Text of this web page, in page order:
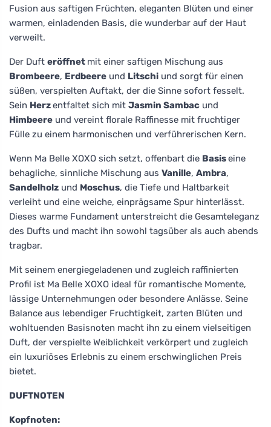
Fusion aus saftigen Früchten, eleganten Blüten und einer
warmen, einladenden Basis, die wunderbar auf der Haut
verweilt.
Der Duft eröffnet mit einer saftigen Mischung aus
Brombeere, Erdbeere und Litschi und sorgt für einen
süßen, verspielten Auftakt, der die Sinne sofort fesselt.
Sein Herzentfaltet sich mit Jasmin Sambac und
Himbeere und vereint florale Raffinesse mit fruchtiger
Fülle zu einem harmonischen und verführerischen Kern.
Wenn Ma Belle XOXO sich setzt, offenbart die Basiseine
behagliche, sinnliche Mischung aus Vanille, Ambra,
Sandelholz und Moschus, die Tiefe und Haltbarkeit
verleiht und eine weiche, einprägsame Spur hinterlässt.
Dieses warme Fundament unterstreicht die Gesamteleganz
des Dufts und macht ihn sowohl tagsüber als auch abends
tragbar.
Mit seinem energiegeladenen und zugleich raffinierten
Profil ist Ma Belle XOXO ideal für romantische Momente,
lässige Unternehmungen oder besondere Anlässe. Seine
Balance aus lebendiger Fruchtigkeit, zarten Blüten und
wohltuenden Basisnoten macht ihn zu einem vielseitigen
Duft, der verspielte Weiblichkeit verkörpert und zugleich
ein luxuriöses Erlebnis zu einem erschwinglichen Preis
bietet.
DUFTNOTEN
Kopfnoten: